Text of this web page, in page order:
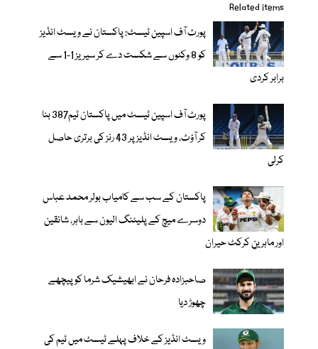
Related items
پورٹ آف اسپین ٹیسٹ: پاکستان نے ویسٹ انڈیز
کو 8 وکٹوں سے شکست دے کر سیریز 1-1 سے
برابر کردی
پورٹ آف اسپین ٹیسٹ میں پاکستان ٹیم387 بنا
کر آؤٹ، ویسٹ انڈیز پر 43 رنز کی برتری حاصل
کرلی
پاکستان کے سب سے کامیاب بولر محمد عباس
دوسرے میچ کے پلیئنگ الیون سے باہر، شائقین
اور ماہرینِ کرکٹ حیران
صاحبزادہ فرحان نے ابھیشیک شرما کو پیچھے
چھوڑ دیا
ویسٹ انڈیز کے خلاف پہلے ٹیسٹ میں ٹیم کی